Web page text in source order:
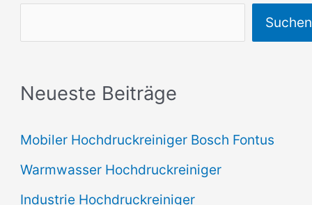
Suchen
Neueste Beiträge
Mobiler Hochdruckreiniger Bosch Fontus
Warmwasser Hochdruckreiniger
Industrie Hochdruckreiniger